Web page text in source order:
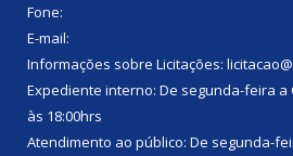
Fone:
E-mail:
Informações sobre Licitações:
Expediente interno: De segunda-feira a
às 18:00hrs
Atendimento ao público: De segunda-